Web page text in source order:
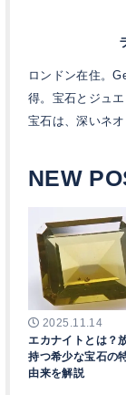
ロンドン在住。
得。宝石とジュ
宝石は、深いネ
NEW
2025.11.14
エカナイトとは？
持つ希少な宝石の
由来を解説